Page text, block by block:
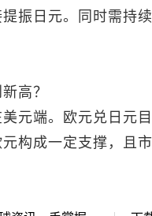
振日元。同时需持
高？
元端。欧元兑日元
构成一定支撑，且